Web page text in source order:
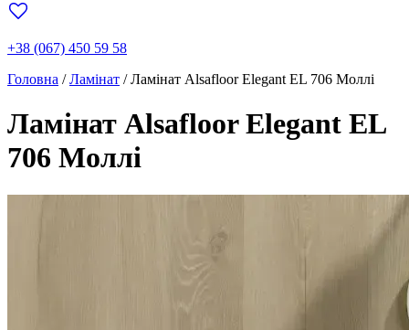
+38 (067) 450 59 58
Головна /Ламінат /Ламінат Alsafloor Elegant EL 706 Моллі
Ламінат Alsafloor Elegant EL
706 Моллі